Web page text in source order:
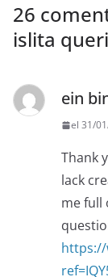
26
islita
ein
el 31/
Thank
lack
me full
https://